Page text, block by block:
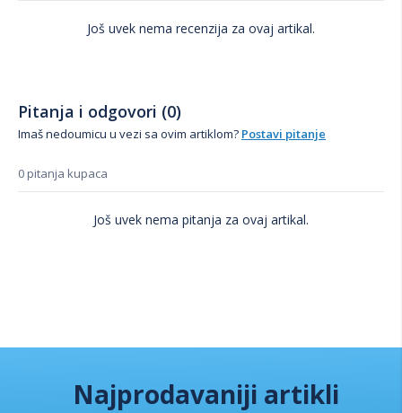
Još uvek nema recenzija za ovaj artikal.
Pitanja i odgovori (0)
Imaš nedoumicu u vezi sa ovim artiklom? Postavi pitanje
0 pitanja kupaca
Još uvek nema pitanja za ovaj artikal.
Najprodavaniji artikli